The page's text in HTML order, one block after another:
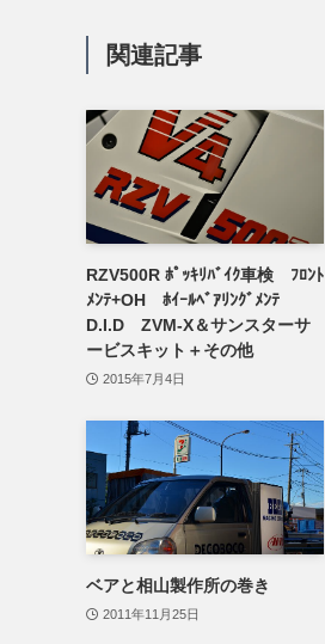
関連記事
RZV500R ﾎﾟｯｷﾘﾊﾞｲｸ車検 ﾌﾛﾝﾄ
ﾒﾝﾃ+OH ﾎｲｰﾙﾍﾞｱﾘﾝｸﾞﾒﾝﾃ
D.I.D ZVM-X＆サンスターサ
ービスキット＋その他
2015年7月4日
ベアと相山製作所の巻き
2011年11月25日